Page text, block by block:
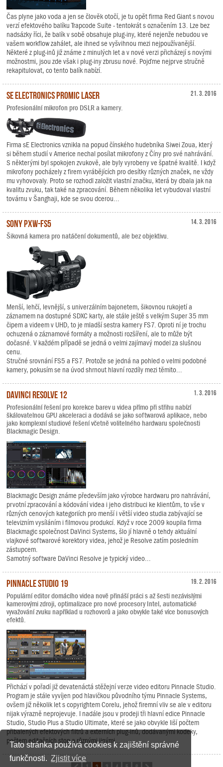
Tato stránka používá cookies k zajištění správné
funkčnosti. Zjistit více
Čas plyne jako voda a jen se člověk otočí, je tu opět firma Red Giant s novou
verzí efektového balíku Trapcode Suite - tentokrát s označením 13. Lze bez
nadsázky říci, že balík v sobě obsahuje plug-iny, které nejenže nebudou ve
vašem workflow zahálet, ale ihned se vyšvihnou mezi nejpoužívanější.
Některé z plug-inů již známe z minulých let a v nové verzi přicházejí s novými
možnostmi, jsou zde však i plug-iny zbrusu nové. Pojďme nejprve stručně
rekapitulovat, co tento balík nabízí.
21. 3. 2016
sE Electronics ProMic Laser
Profesionální mikrofon pro DSLR a kamery.
Firma sE Electronics vznikla na popud čínského hudebníka Siwei Zoua, který
si během studií v Americe nechal posílat mikrofony z Číny pro své nahrávání.
S některými byl spokojen zvukově, ale byly vyrobeny ve špatné kvalitě. I když
mikrofony pocházely z firem vyrábějících pro desítky různých značek, ne vždy
mu vyhovovaly. Proto se rozhodl založit vlastní značku, která by dbala jak na
kvalitu zvuku, tak také na zpracování. Během několika let vybudoval vlastní
továrnu v Šanghaji, kde se svou dcerou...
14. 3. 2016
Sony PXW-FS5
Šikovná kamera pro natáčení dokumentů, ale bez objektivu.
Menší, lehčí, levnější, s univerzálním bajonetem, šikovnou rukojetí a
záznamem na dostupné SDXC karty, ale stále ještě s velkým Super 35 mm
čipem a videem v UHD, to je mladší sestra kamery FS7. Oproti ní je trochu
ochuzená o záznamové formáty a možnosti rozšíření, ale to může být
dočasné. V každém případě se jedná o velmi zajímavý model za slušnou
cenu.
Stručné srovnání FS5 a FS7. Protože se jedná na pohled o velmi podobné
kamery, pokusím se na úvod shrnout hlavní rozdíly mezi těmito...
1. 3. 2016
DaVinci Resolve 12
Profesionální řešení pro korekce barev u videa přímo při střihu nabízí
škálovatelnou GPU akceleraci a dodává se jako softwarová aplikace, nebo
jako komplexní studiové řešení včetně volitelného hardwaru společnosti
Blackmagic Design.
Blackmagic Design známe především jako výrobce hardwaru pro nahrávání,
prvotní zpracování a kódování videa i jeho distribuci ke klientům, to vše v
různých cenových kategoriích pro menší i větší video studia zabývající se
televizním vysíláním i filmovou produkcí. Když v roce 2009 koupila firma
Blackmagic společnost DaVinci Systems, šlo jí hlavně o tehdy aktuální
vlajkové softwarové korektory videa, jehož je Resolve zatím posledním
zástupcem.
Samotný software DaVinci Resolve je typický video...
19. 2. 2016
Pinnacle Studio 19
Populární editor domácího videa nově přináší práci s až šesti nezávislými
kamerovými zdroji, optimalizace pro nové procesory Intel, automatické
vyvažování zvuku například u rozhovorů a jako obvykle také více bonusových
efektů.
Přichází v pořadí již devatenáctá stěžejní verze video editoru Pinnacle Studio.
Program je stále vyvíjen pod hlavičkou původního týmu Pinnacle Systems,
ovšem již několik let s copyrightem Corelu, jehož firemní vliv se ale v editoru
nijak výrazně neprojevuje. I nadále jsou v prodeji tři hlavní edice Pinnacle
Studio, Studio Plus a Studio Ultimate, které se jako obvykle liší počtem
přibalených efektových filtrů a externích plug-inů, dodávanými kodeky,
počtem editačních stop a různými jinými...